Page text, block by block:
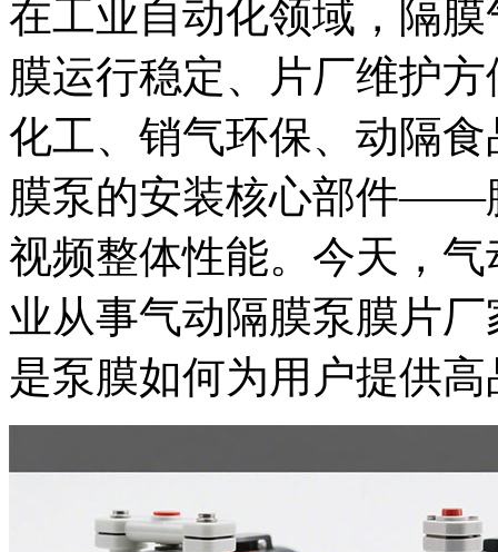
在工业自动化领域，隔
膜运行稳定、片厂维护
化工、销气环保、动隔
膜泵的安装核心部件——
视频整体性能。今天，
业从事气动隔膜泵膜片
是泵膜如何为用户提供